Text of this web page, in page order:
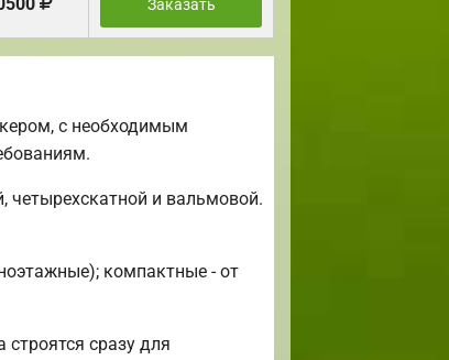
Заказать
с необходимым
и вальмовой.
компактные - от
сразу для